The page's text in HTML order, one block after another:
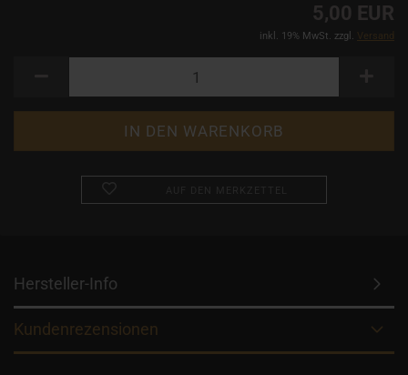
5,00 EUR
inkl. 19% MwSt. zzgl. Versand
Hersteller-Info
Kundenrezensionen